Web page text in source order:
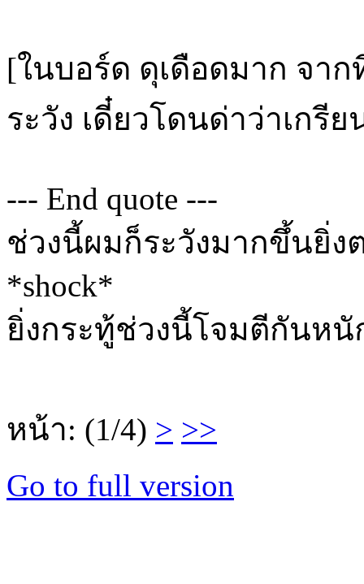
[ในบอร์ด ดุเดือดมาก จา
ระวัง เดี๋ยวโดนด่าว่าเกรี
--- End quote ---
ช่วงนี้ผมก็ระวังมากขึ้นยิ่ง
*shock*
ยิ่งกระทู้ช่วงนี้โจมตีกันหนั
หน้า: (1/4) > >>
Go to full version